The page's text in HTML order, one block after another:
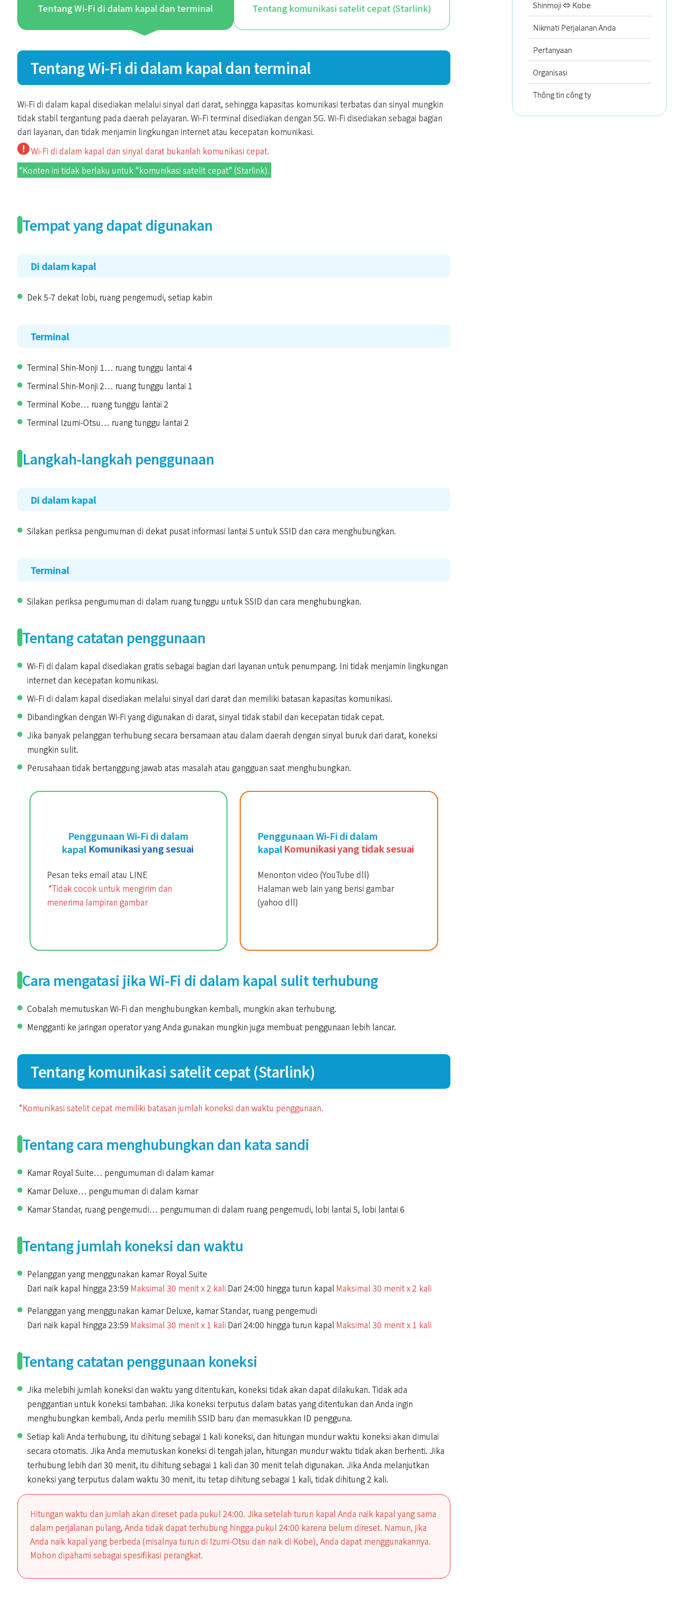
Tentang Wi-Fi di dalam kapal dan terminal Tentang komunikasi satelit cepat (Starlink)
Tentang Wi-Fi di dalam kapal dan terminal
Wi-Fi di dalam kapal disediakan melalui sinyal dari darat, sehingga kapasitas komunikasi terbatas dan sinyal mungkin
tidak stabil tergantung pada daerah pelayaran. Wi-Fi terminal disediakan dengan 5G. Wi-Fi disediakan sebagai bagian
dari layanan, dan tidak menjamin lingkungan internet atau kecepatan komunikasi.
Wi-Fi di dalam kapal dan sinyal darat bukanlah komunikasi cepat.
*Konten ini tidak berlaku untuk “komunikasi satelit cepat” (Starlink).
Tempat yang dapat digunakan
Di dalam kapal
Dek 5-7 dekat lobi, ruang pengemudi, setiap kabin
Terminal
Terminal Shin-Monji 1… ruang tunggu lantai 4
Terminal Shin-Monji 2… ruang tunggu lantai 1
Terminal Kobe… ruang tunggu lantai 2
Terminal Izumi-Otsu… ruang tunggu lantai 2
Langkah-langkah penggunaan
Di dalam kapal
Silakan periksa pengumuman di dekat pusat informasi lantai 5 untuk SSID dan cara menghubungkan.
Terminal
Silakan periksa pengumuman di dalam ruang tunggu untuk SSID dan cara menghubungkan.
Tentang catatan penggunaan
Wi-Fi di dalam kapal disediakan gratis sebagai bagian dari layanan untuk penumpang. Ini tidak menjamin lingkungan
internet dan kecepatan komunikasi.
Wi-Fi di dalam kapal disediakan melalui sinyal dari darat dan memiliki batasan kapasitas komunikasi.
Dibandingkan dengan Wi-Fi yang digunakan di darat, sinyal tidak stabil dan kecepatan tidak cepat.
Jika banyak pelanggan terhubung secara bersamaan atau dalam daerah dengan sinyal buruk dari darat, koneksi
mungkin sulit.
Perusahaan tidak bertanggung jawab atas masalah atau gangguan saat menghubungkan.
Penggunaan Wi-Fi di dalam
kapalKomunikasi yang sesuai
Pesan teks email atau LINE
*Tidak cocok untuk mengirim dan
menerima lampiran gambar
Penggunaan Wi-Fi di dalam
kapalKomunikasi yang tidak sesuai
Menonton video (YouTube dll)
Halaman web lain yang berisi gambar
(yahoo dll)
Cara mengatasi jika Wi-Fi di dalam kapal sulit terhubung
Cobalah memutuskan Wi-Fi dan menghubungkan kembali, mungkin akan terhubung.
Mengganti ke jaringan operator yang Anda gunakan mungkin juga membuat penggunaan lebih lancar.
Tentang komunikasi satelit cepat (Starlink)
*Komunikasi satelit cepat memiliki batasan jumlah koneksi dan waktu penggunaan.
Tentang cara menghubungkan dan kata sandi
Kamar Royal Suite… pengumuman di dalam kamar
Kamar Deluxe… pengumuman di dalam kamar
Kamar Standar, ruang pengemudi… pengumuman di dalam ruang pengemudi, lobi lantai 5, lobi lantai 6
Tentang jumlah koneksi dan waktu
Pelanggan yang menggunakan kamar Royal Suite
Dari naik kapal hingga 23:59 Maksimal 30 menit x 2 kali Dari 24:00 hingga turun kapal Maksimal 30 menit x 2 kali
Pelanggan yang menggunakan kamar Deluxe, kamar Standar, ruang pengemudi
Dari naik kapal hingga 23:59 Maksimal 30 menit x 1 kali Dari 24:00 hingga turun kapal Maksimal 30 menit x 1 kali
Tentang catatan penggunaan koneksi
Jika melebihi jumlah koneksi dan waktu yang ditentukan, koneksi tidak akan dapat dilakukan. Tidak ada
penggantian untuk koneksi tambahan. Jika koneksi terputus dalam batas yang ditentukan dan Anda ingin
menghubungkan kembali, Anda perlu memilih SSID baru dan memasukkan ID pengguna.
Setiap kali Anda terhubung, itu dihitung sebagai 1 kali koneksi, dan hitungan mundur waktu koneksi akan dimulai
secara otomatis. Jika Anda memutuskan koneksi di tengah jalan, hitungan mundur waktu tidak akan berhenti. Jika
terhubung lebih dari 30 menit, itu dihitung sebagai 1 kali dan 30 menit telah digunakan. Jika Anda melanjutkan
koneksi yang terputus dalam waktu 30 menit, itu tetap dihitung sebagai 1 kali, tidak dihitung 2 kali.
Hitungan waktu dan jumlah akan direset pada pukul 24:00. Jika setelah turun kapal Anda naik kapal yang sama
dalam perjalanan pulang, Anda tidak dapat terhubung hingga pukul 24:00 karena belum direset. Namun, jika
Anda naik kapal yang berbeda (misalnya turun di Izumi-Otsu dan naik di Kobe), Anda dapat menggunakannya.
Mohon dipahami sebagai spesifikasi perangkat.
Shinmoji ⇔ Kobe
Nikmati Perjalanan Anda
Pertanyaan
Organisasi
Thông tin công ty